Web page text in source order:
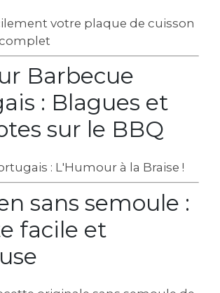
votre plaque de cuisson
Barbecue
: Blagues et
sur le BBQ
: L'Humour à la Braise !
sans semoule :
facile et